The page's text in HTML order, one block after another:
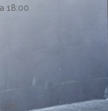
18:00